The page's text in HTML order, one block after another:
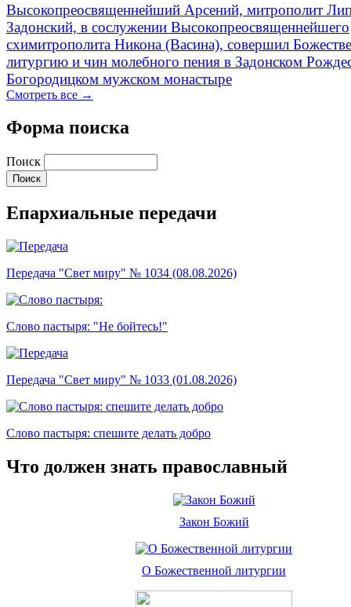
Высокопреосвященнейший Арсений, митрополит
Задонский, в сослужении Высокопреосвященнейшего
схимитрополита Никона (Васина), совершил
литургию и чин молебного пения в Задонском
Богородицком мужском монастыре
Смотреть все →
Форма поиска
Поиск
Епархиальные передачи
Передача "Свет миру" № 1034 (08.08.2026)
Слово пастыря: "Не бойтесь!"
Передача "Свет миру" № 1033 (01.08.2026)
Слово пастыря: спешите делать добро
Что должен знать православный
Закон Божий
О Божественной литургии